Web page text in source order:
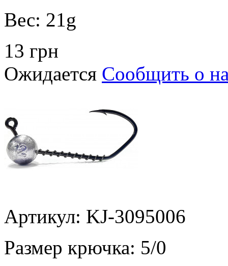
Вес: 21g
13 грн
Ожидается Сообщить о
Артикул: KJ-3095006
Размер крючка: 5/0